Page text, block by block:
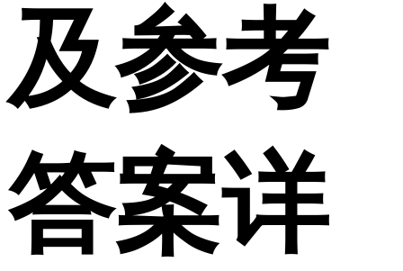
及参考
答案详